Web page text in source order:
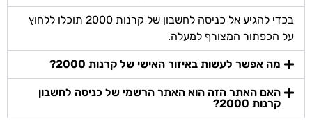
בכדי להגיע אל כניסה לחשבון של קרנות 2000 תוכלו ללחוץ
על הכפתור המצורף למעלה.
מה אפשר לעשות באיזור האישי של קרנות 2000?
האם האתר הזה הוא האתר הרשמי של כניסה לחשבון
קרנות 2000?